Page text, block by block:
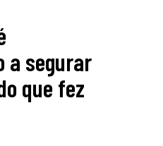
a segurar
que fez